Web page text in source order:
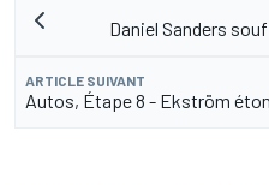
Daniel Sanders
ARTICLE SUIVANT
Autos, Étape 8 - Ekström